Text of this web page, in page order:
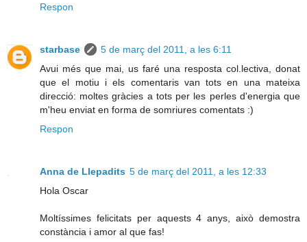
Respon
starbase
5 de març del 2011, a les 6:11
Avui més que mai, us faré una resposta col.lectiva, donat
que el motiu i els comentaris van tots en una mateixa
direcció: moltes gràcies a tots per les perles d'energia que
m'heu enviat en forma de somriures comentats :)
Respon
Anna de Llepadits 5 de març del 2011, a les 12:33
Hola Oscar
Moltíssimes felicitats per aquests 4 anys, això demostra
constància i amor al que fas!